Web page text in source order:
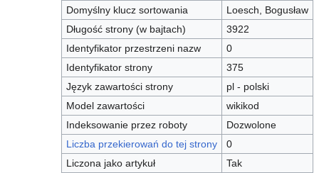
Domyślny klucz sortowania
Loesch, Bogusław
Długość strony (w bajtach)
3922
Identyfikator przestrzeni nazw
0
Identyfikator strony
375
Język zawartości strony
pl - polski
Model zawartości
wikikod
Indeksowanie przez roboty
Dozwolone
Liczba przekierowań do tej strony
0
Liczona jako artykuł
Tak